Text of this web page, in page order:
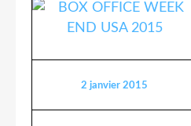
2 janvier 2015